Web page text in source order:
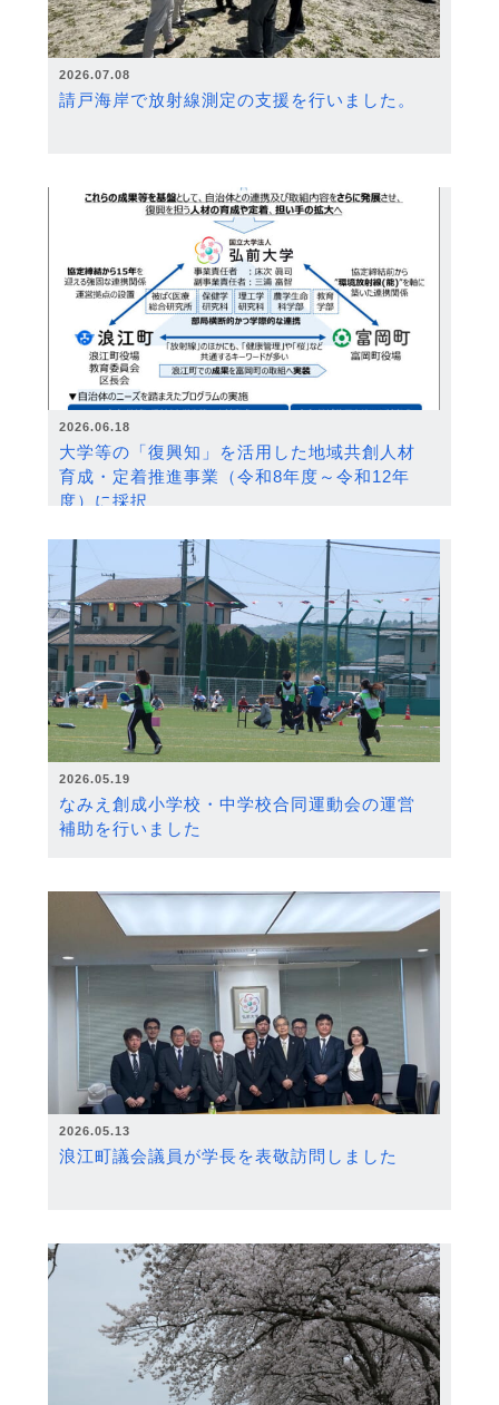
2026.07.08
請戸海岸で放射線測定の支援を行いました。
2026.06.18
大学等の「復興知」を活用した地域共創人材
育成・定着推進事業（令和8年度～令和12年
度）に採択
2026.05.19
なみえ創成小学校・中学校合同運動会の運営
補助を行いました
2026.05.13
浪江町議会議員が学長を表敬訪問しました